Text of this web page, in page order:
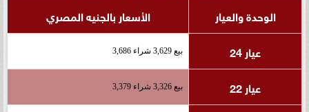
الوحدة والعيار
الأسعار بالجنيه المصري
عيار 24
بيع 3,629 شراء 3,686
عيار 22 بيع 3,326 شراء 3,379